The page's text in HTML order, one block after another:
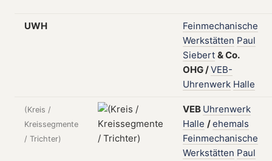
UWH
Feinmechanische
Werkstätten Paul
Siebert &Co.
OHG/VEB-
Uhrenwerk Halle
(Kreis /
Kreissegmente
/ Trichter)
VEB Uhrenwerk
Halle /ehemals
Feinmechanische
Werkstätten Paul